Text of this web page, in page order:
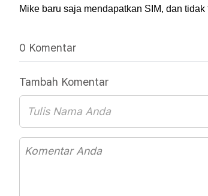
Mike baru saja mendapatkan SIM, dan
0 Komentar
Tambah Komentar